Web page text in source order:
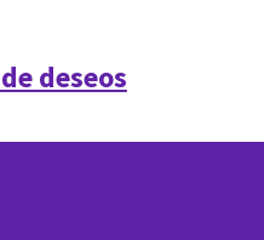
deseos